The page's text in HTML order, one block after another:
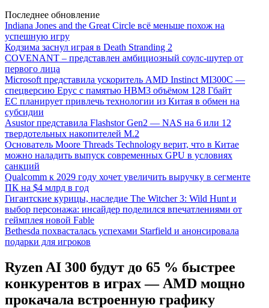
Последнее обновление
Indiana Jones and the Great Circle всё меньше похож на
успешную игру
Кодзима заснул играя в Death Stranding 2
COVENANT – представлен амбициозный соулс-шутер от
первого лица
Microsoft представила ускоритель AMD Instinct MI300C —
спецверсию Epyc с памятью HBM3 объёмом 128 Гбайт
ЕС планирует привлечь технологии из Китая в обмен на
субсидии
Asustor представила Flashstor Gen2 — NAS на 6 или 12
твердотельных накопителей M.2
Основатель Moore Threads Technology верит, что в Китае
можно наладить выпуск современных GPU в условиях
санкций
Qualcomm к 2029 году хочет увеличить выручку в сегменте
ПК на $4 млрд в год
Гигантские курицы, наследие The Witcher 3: Wild Hunt и
выбор персонажа: инсайдер поделился впечатлениями от
геймплея новой Fable
Bethesda похвасталась успехами Starfield и анонсировала
подарки для игроков
Ryzen AI 300 будут до 65 % быстрее
конкурентов в играх — AMD мощно
прокачала встроенную графику